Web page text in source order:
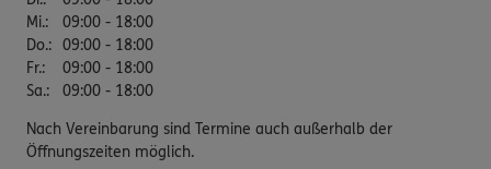
Mi.:
09:00 - 18:00
Do.: 09:00 - 18:00
Fr.:
09:00 - 18:00
Sa.: 09:00 - 18:00
Nach Vereinbarung sind Termine auch außerhalb der
Öffnungszeiten möglich.